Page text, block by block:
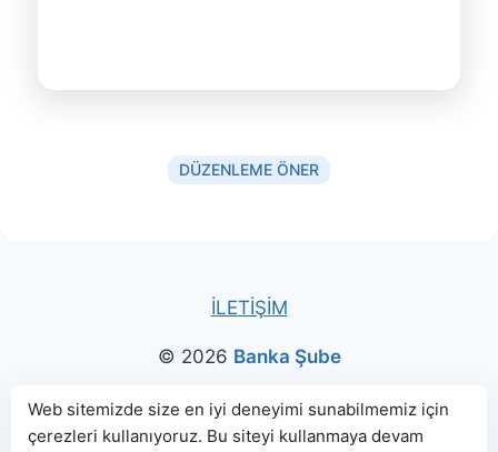
DÜZENLEME ÖNER
İLETİŞİM
© 2026 Banka Şube
Bu sitede paylaşılan banka bilgileri için kaynak olarak
genellikle TBBveBDDKweb sitelerinden faydalanılmış, harita
Web sitemizde size en iyi deneyimi sunabilmemiz için
çerezleri kullanıyoruz. Bu siteyi kullanmaya devam